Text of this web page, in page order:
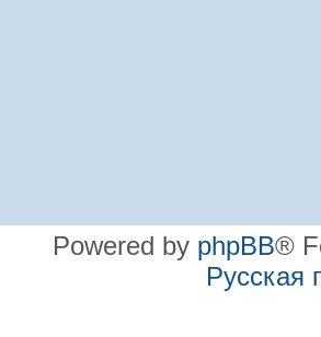
Powered by phpBB®
Русская